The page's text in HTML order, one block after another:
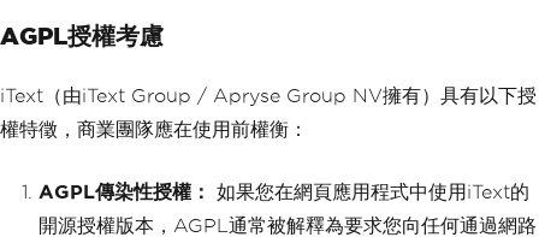
AGPL授權考慮
iText（由iText Group / Apryse Group NV擁有）具有以下授
權特徵，商業團隊應在使用前權衡：
AGPL傳染性授權：
如果您在網頁應用程式中使用iText的
開源授權版本，AGPL通常被解釋為要求您向任何通過網路